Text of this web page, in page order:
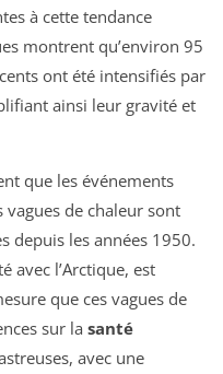
à cette tendance
montrent qu’environ 95
ont été intensifiés par
ainsi leur gravité et
que les événements
vagues de chaleur sont
depuis les années 1950.
avec l’Arctique, est
que ces vagues de
sur la santé
avec une